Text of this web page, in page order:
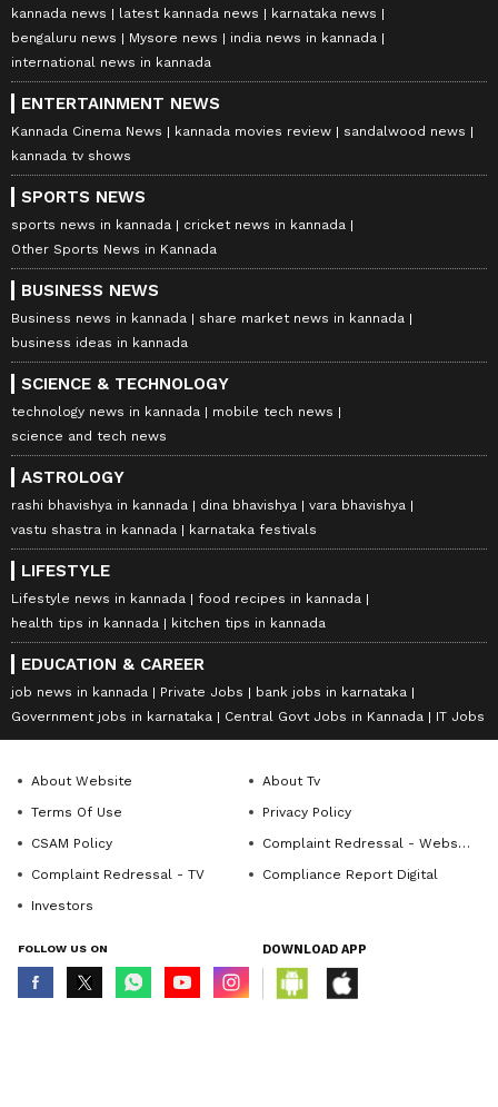
kannada news latest kannada news
karnataka news
bengaluru news
Mysore news
india news in kannada
international news in kannada
ENTERTAINMENT NEWS
Kannada Cinema News kannada movies review
sandalwood news
kannada tv shows
SPORTS NEWS
sports news in kannada
cricket news in kannada
Other Sports News in Kannada
BUSINESS NEWS
Business news in kannada
share market news in kannada
business ideas in kannada
SCIENCE & TECHNOLOGY
technology news in kannada
mobile tech news
science and tech news
ASTROLOGY
rashi bhavishya in kannada dina bhavishya
vara bhavishya
vastu shastra in kannada
karnataka festivals
LIFESTYLE
Lifestyle news in kannada
food recipes in kannada
health tips in kannada
kitchen tips in kannada
EDUCATION & CAREER
job news in kannada Private Jobs
bank jobs in karnataka
Government jobs in karnataka
Central Govt Jobs in Kannada IT Jobs
About Website
About Tv
Terms Of Use
Privacy Policy
CSAM Policy
Complaint Redressal - Website
Complaint Redressal - TV
Compliance Report Digital
Investors
FOLLOW US ON DOWNLOAD APP